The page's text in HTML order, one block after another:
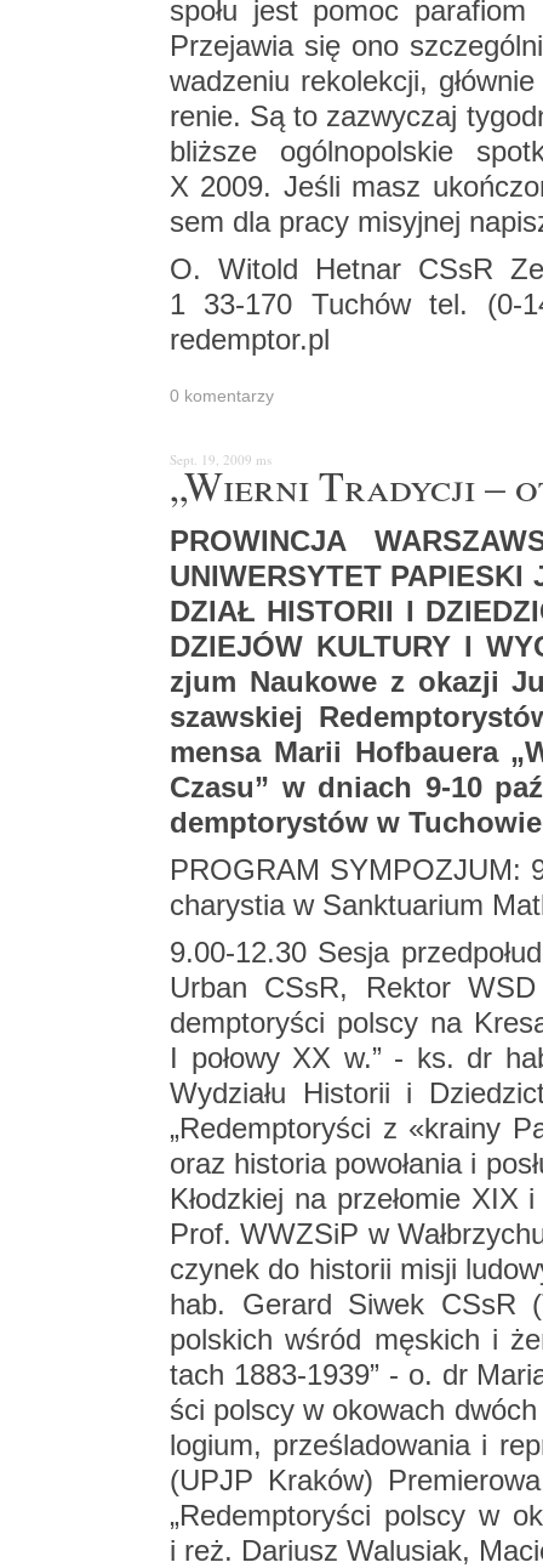
spo­łu jest pomoc
Prze­ja­wia się ono
wa­dze­niu re­ko­lek­cji,
re­nie. Są to za­zwy­czaj
bliż­sze ogól­no­pol­skie
X 2009. Jeśli masz
sem dla pracy mi­syj­nej
O. Wi­told Het­nar CSsR
1 33-170 Tu­chów tel. (0-
redemptor.​pl
0 ko­men­ta­rzy
Sept. 19, 2009 ms
„Wier­ni Tra­dy­cji –
PRO­WIN­CJA
UNI­WER­SY­TET
DZIAŁ HI­STO­RII I
DZIE­JÓW KUL­TU­RY I
zjum Na­uko­we z oka­zji
szaw­skiej
men­sa Marii Ho­fbau­era
Czasu” w dniach 9-10
demp­to­ry­stów w
PRO­GRAM SYM­PO­ZJUM:
cha­ry­stia w Sank­tu­arium
9.00-12.30 Sesja
Urban CSsR, Rek­tor
demp­to­ry­ści pol­scy na
I po­ło­wy XX w.” - ks. dr
Wy­dzia­łu Hi­sto­rii i
„Re­demp­to­ry­ści z «kra­iny
oraz hi­sto­ria po­wo­ła­nia i
Kłodz­kiej na prze­ło­mie
Prof. WWZ­SiP w
czy­nek do hi­sto­rii misji
hab. Ge­rard Siwek CSsR
pol­skich wśród mę­skich i
tach 1883-1939” - o. dr
ści pol­scy w oko­wach
lo­gium, prze­śla­do­wa­nia i
(UPJP Kra­ków)
„Re­demp­to­ry­ści pol­scy w
i reż. Da­riusz Wa­lu­siak,